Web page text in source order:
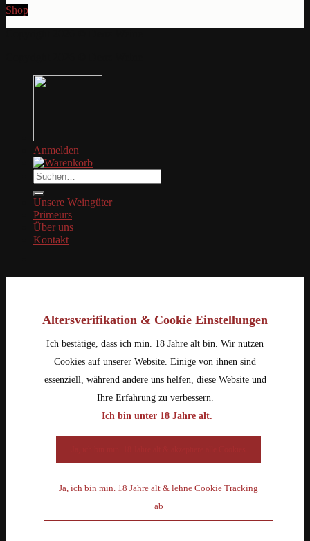
Shop
Anmelden
Suche
nach:
Unsere Weingüter
Primeurs
Über uns
Kontakt
Altersverifikation & Cookie Einstellungen
Ich bestätige, dass ich min. 18 Jahre alt bin. Wir nutzen
Cookies auf unserer Website. Einige von ihnen sind
essenziell, während andere uns helfen, diese Website und
Ihre Erfahrung zu verbessern.
Ich bin unter 18 Jahre alt.
Ja, ich bin min. 18 Jahre alt & lehne Cookie Tracking
ab